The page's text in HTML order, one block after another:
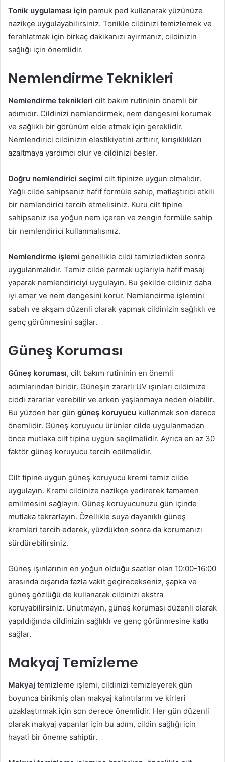
Tonik uygulaması için pamuk ped kullanarak yüzünüze
nazikçe uygulayabilirsiniz. Tonikle cildinizi temizlemek ve
ferahlatmak için birkaç dakikanızı ayırmanız, cildinizin
sağlığı için önemlidir.
Nemlendirme Teknikleri
Nemlendirme teknikleri cilt bakım rutininin önemli bir
adımıdır. Cildinizi nemlendirmek, nem dengesini korumak
ve sağlıklı bir görünüm elde etmek için gereklidir.
Nemlendirici cildinizin elastikiyetini arttırır, kırışıklıkları
azaltmaya yardımcı olur ve cildinizi besler.
Doğru nemlendirici seçimi cilt tipinize uygun olmalıdır.
Yağlı cilde sahipseniz hafif formüle sahip, matlaştırıcı etkili
bir nemlendirici tercih etmelisiniz. Kuru cilt tipine
sahipseniz ise yoğun nem içeren ve zengin formüle sahip
bir nemlendirici kullanmalısınız.
Nemlendirme işlemi genellikle cildi temizledikten sonra
uygulanmalıdır. Temiz cilde parmak uçlarıyla hafif masaj
yaparak nemlendiriciyi uygulayın. Bu şekilde cildiniz daha
iyi emer ve nem dengesini korur. Nemlendirme işlemini
sabah ve akşam düzenli olarak yapmak cildinizin sağlıklı ve
genç görünmesini sağlar.
Güneş Koruması
Güneş koruması, cilt bakım rutininin en önemli
adımlarından biridir. Güneşin zararlı UV ışınları cildimize
ciddi zararlar verebilir ve erken yaşlanmaya neden olabilir.
Bu yüzden her gün güneş koruyucu kullanmak son derece
önemlidir. Güneş koruyucu ürünler cilde uygulanmadan
önce mutlaka cilt tipine uygun seçilmelidir. Ayrıca en az 30
faktör güneş koruyucu tercih edilmelidir.
Cilt tipine uygun güneş koruyucu kremi temiz cilde
uygulayın. Kremi cildinize nazikçe yedirerek tamamen
emilmesini sağlayın. Güneş koruyucunuzu gün içinde
mutlaka tekrarlayın. Özellikle suya dayanıklı güneş
kremleri tercih ederek, yüzdükten sonra da korumanızı
sürdürebilirsiniz.
Güneş ışınlarının en yoğun olduğu saatler olan 10:00-16:00
arasında dışarıda fazla vakit geçirecekseniz, şapka ve
güneş gözlüğü de kullanarak cildinizi ekstra
koruyabilirsiniz. Unutmayın, güneş koruması düzenli olarak
yapıldığında cildinizin sağlıklı ve genç görünmesine katkı
sağlar.
Makyaj Temizleme
Makyaj temizleme işlemi, cildinizi temizleyerek gün
boyunca birikmiş olan makyaj kalıntılarını ve kirleri
uzaklaştırmak için son derece önemlidir. Her gün düzenli
olarak makyaj yapanlar için bu adım, cildin sağlığı için
hayati bir öneme sahiptir.